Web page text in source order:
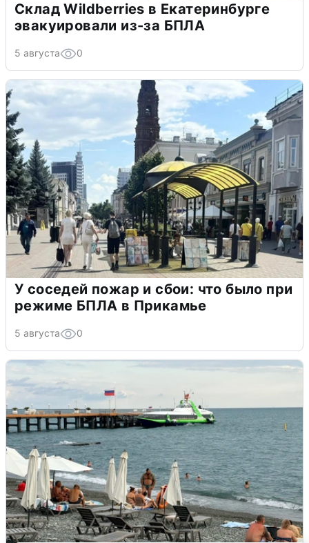
Склад Wildberries в Екатеринбурге
эвакуировали из-за БПЛА
5 августа 0
У соседей пожар и сбои: что было при
режиме БПЛА в Прикамье
5 августа 0